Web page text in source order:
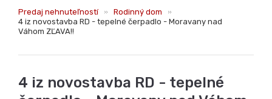
ZĽAVA!!